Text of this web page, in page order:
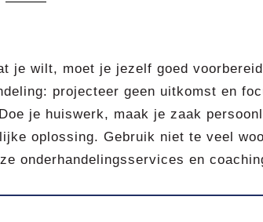
je wilt, moet je jezelf goed
projecteer geen uitkomst en
je huiswerk, maak je zaak
oplossing. Gebruik niet te veel
onderhandelingsservices en